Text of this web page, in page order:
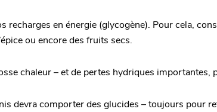
recharges en énergie (glycogène). Pour cela,
ou encore des fruits secs.
chaleur – et de pertes hydriques
devra comporter des glucides – toujours pour